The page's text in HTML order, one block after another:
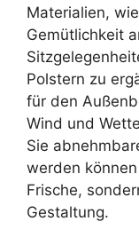
Materialien,
Gemütlichkeit
Polstern zu
für den
Wind und
Sie
werden
Frische,
Gestaltung.